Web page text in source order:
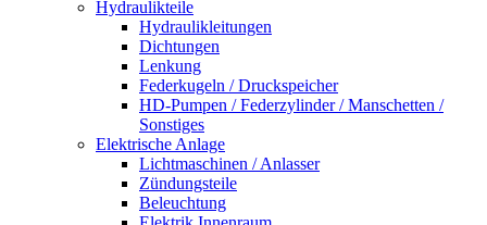
Hydraulikteile
Hydraulikleitungen
Dichtungen
Lenkung
Federkugeln / Druckspeicher
HD-Pumpen / Federzylinder / Manschetten /
Sonstiges
Elektrische Anlage
Lichtmaschinen / Anlasser
Zündungsteile
Beleuchtung